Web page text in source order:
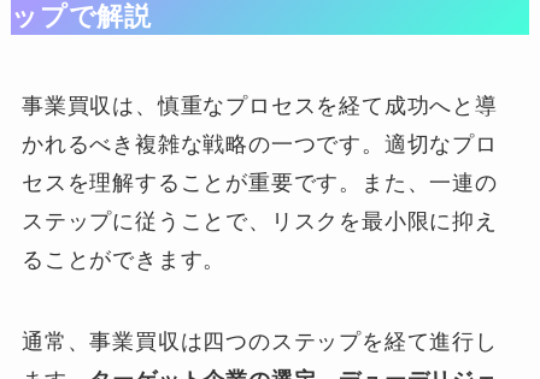
ップで解説
事業買収は、慎重なプロセスを経て成功へと導
かれるべき複雑な戦略の一つです。適切なプロ
セスを理解することが重要です。また、一連の
ステップに従うことで、リスクを最小限に抑え
ることができます。
通常、事業買収は四つのステップを経て進行し